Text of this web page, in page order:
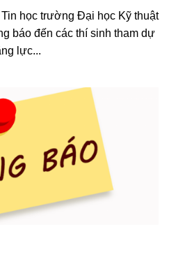
học trường Đại học Kỹ thuật
báo đến các thí sinh tham dự
lực...